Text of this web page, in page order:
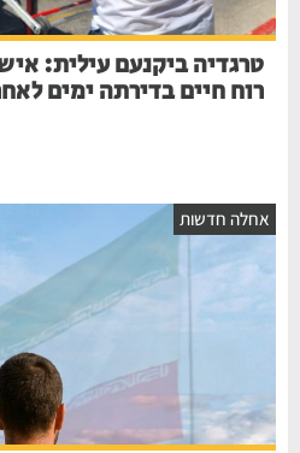
רוח חיים בדירתה ימים לאחר
חדשות